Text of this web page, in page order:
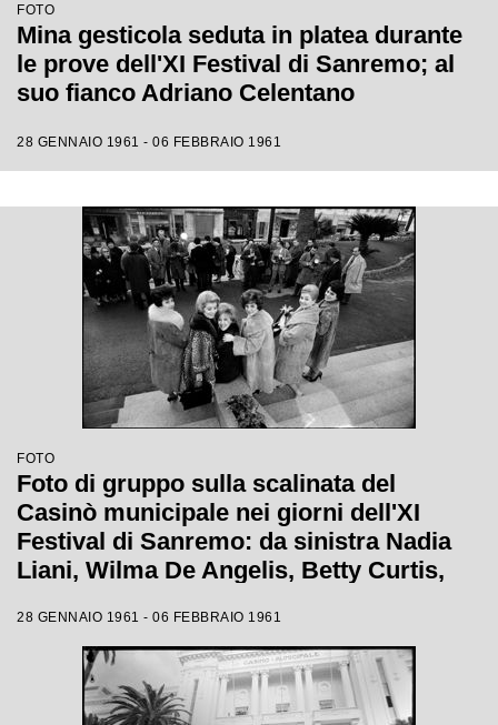
FOTO
Mina gesticola seduta in platea durante
le prove dell'XI Festival di Sanremo; al
suo fianco Adriano Celentano
28 GENNAIO 1961 - 06 FEBBRAIO 1961
FOTO
Foto di gruppo sulla scalinata del
Casinò municipale nei giorni dell'XI
Festival di Sanremo: da sinistra Nadia
Liani, Wilma De Angelis, Betty Curtis,
Mazzetti
28 GENNAIO 1961 - 06 FEBBRAIO 1961